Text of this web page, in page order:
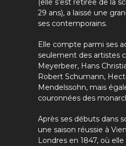
(elle s’est retirée de la
29 ans), a laissé une
ses contemporains.
Elle compte parmi ses
seulement des artistes
Meyerbeer, Hans
Robert Schumann,
Mendelssohn, mais
couronnées des
Après ses débuts dans
une saison réussie à
Londres en 1847, où elle